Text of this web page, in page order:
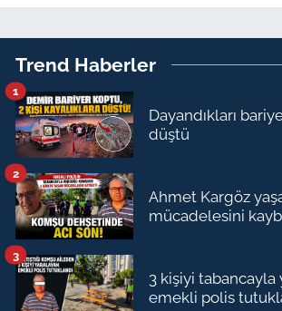
Trend Haberler
Dayandıkları
düştü
1
Ahmet Kargöz
mücadelesini
2
3 kişiyi tabancayla
emekli polis
3